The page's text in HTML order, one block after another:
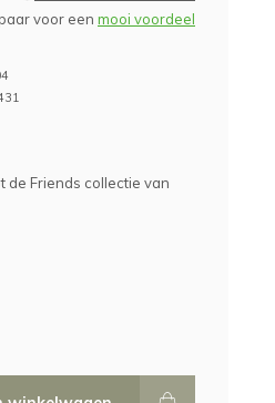
voor een mooi voordeel
de Friends collectie van